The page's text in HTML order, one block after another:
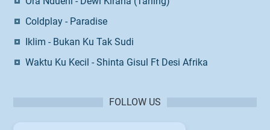
Coldplay - Paradise
Iklim - Bukan Ku Tak Sudi
Waktu Ku Kecil - Shinta Gisul Ft Desi Afrika
FOLLOW US